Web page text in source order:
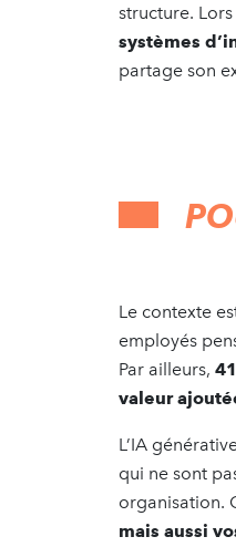
structure.
systèmes
partage son
Le contexte
employés
Par ailleurs,
valeur
L’IA
qui ne sont
organisation.
mais aussi